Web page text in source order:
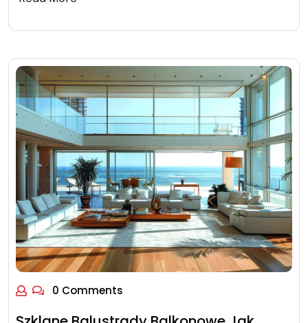
0 Comments